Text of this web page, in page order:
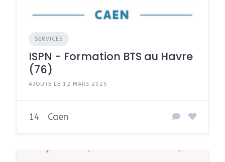
SERVICES
ISPN - Formation BTS au Havre
(76)
AJOUTÉ LE 12 MARS 2025
14 Caen